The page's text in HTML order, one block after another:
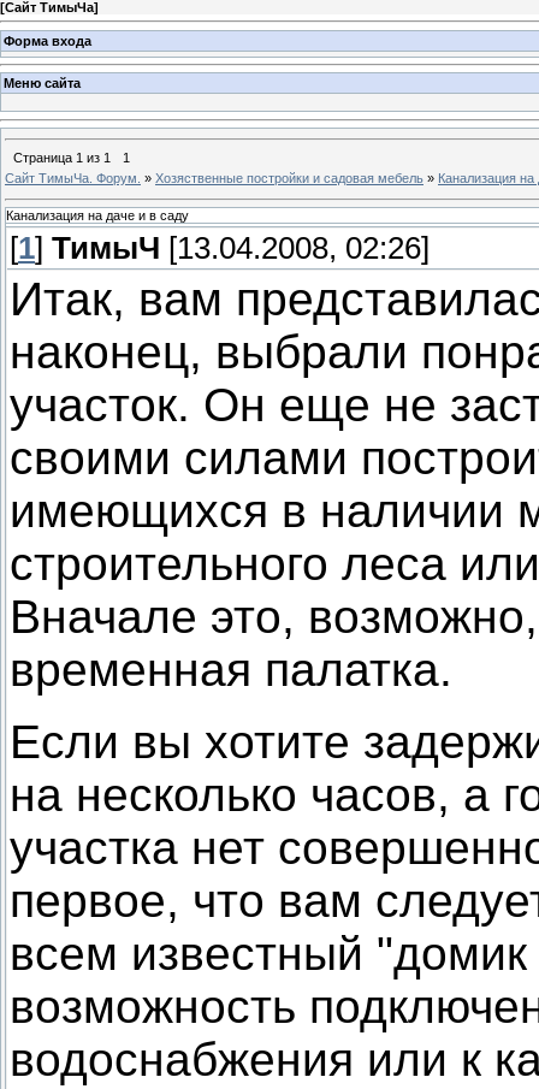
[Сайт ТимыЧа]
Форма входа
Меню сайта
Страница 1 из 1
1
Сайт ТимыЧа. Форум. » Хозяственные постройки и садовая мебель » Канализация
Канализация на даче и в саду
[1] ТимыЧ [13.04.2008, 02:26]
Итак, вам
наконец, выбрали
участок. Он еще не
своими силами
имеющихся в наличии
строительного леса
Вначале это,
временная палатка.
Если вы хотите
на несколько часов, а
участка нет
первое, что вам
всем известный
возможность
водоснабжения или к